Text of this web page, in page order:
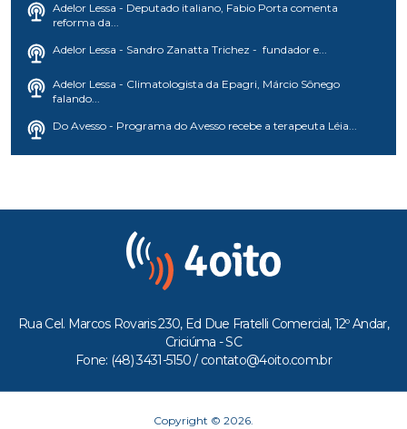
Adelor Lessa - Deputado italiano, Fabio Porta comenta
reforma da...
Adelor Lessa - Sandro Zanatta Trichez - fundador e...
Adelor Lessa - Climatologista da Epagri, Márcio Sônego
falando...
Do Avesso - Programa do Avesso recebe a terapeuta Léia...
Rua Cel. Marcos Rovaris 230, Ed Due Fratelli Comercial, 12º Andar,
Criciúma - SC
Fone: (48) 3431-5150 / contato@4oito.com.br
Copyright © 2026.